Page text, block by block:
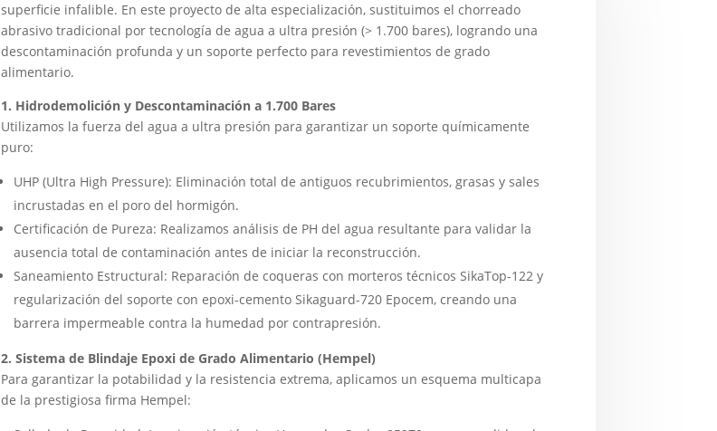
superficie infalible. En este proyecto de alta especialización, sustituimos el chorreado
abrasivo tradicional por tecnología de agua a ultra presión (> 1.700 bares), logrando una
descontaminación profunda y un soporte perfecto para revestimientos de grado
alimentario.
1. Hidrodemolición y Descontaminación a 1.700 Bares
Utilizamos la fuerza del agua a ultra presión para garantizar un soporte químicamente
puro:
UHP (Ultra High Pressure): Eliminación total de antiguos recubrimientos, grasas y sales
incrustadas en el poro del hormigón.
Certificación de Pureza: Realizamos análisis de PH del agua resultante para validar la
ausencia total de contaminación antes de iniciar la reconstrucción.
Saneamiento Estructural: Reparación de coqueras con morteros técnicos SikaTop-122 y
regularización del soporte con epoxi-cemento Sikaguard-720 Epocem, creando una
barrera impermeable contra la humedad por contrapresión.
2. Sistema de Blindaje Epoxi de Grado Alimentario (Hempel)
Para garantizar la potabilidad y la resistencia extrema, aplicamos un esquema multicapa
de la prestigiosa firma Hempel: